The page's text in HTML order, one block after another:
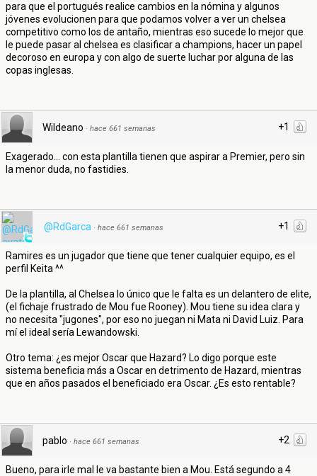
para que el portugués realice cambios en la nómina y algunos
jóvenes evolucionen para que podamos volver a ver un chelsea
competitivo como los de antaño, mientras eso sucede lo mejor que
le puede pasar al chelsea es clasificar a champions, hacer un papel
decoroso en europa y con algo de suerte luchar por alguna de las
copas inglesas.
+1
Wildeano · hace 661 semanas
Exagerado... con esta plantilla tienen que aspirar a Premier, pero sin
la menor duda, no fastidies.
+1
@RdGarca · hace 661 semanas
Ramires es un jugador que tiene que tener cualquier equipo, es el
perfil Keita ^^
De la plantilla, al Chelsea lo único que le falta es un delantero de elite,
(el fichaje frustrado de Mou fue Rooney). Mou tiene su idea clara y
no necesita "jugones", por eso no juegan ni Mata ni David Luiz. Para
mí el ideal sería Lewandowski.
Otro tema: ¿es mejor Oscar que Hazard? Lo digo porque este
sistema beneficia más a Oscar en detrimento de Hazard, mientras
que en años pasados el beneficiado era Oscar. ¿Es esto rentable?
+2
pablo · hace 661 semanas
Bueno, para irle mal le va bastante bien a Mou. Está segundo a 4